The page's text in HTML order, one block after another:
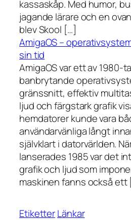
kassaskåp. Med humor,
jagande lärare och en
blev Skool […]
AmigaOS –
sin tid
AmigaOS var ett av 1980-
banbrytande
gränssnitt, effektiv
ljud och färgstark grafik
hemdatorer kunde vara
användarvänliga långt
självklart i datorvärlden.
lanserades 1985 var det
grafik och ljud som
maskinen fanns också ett
EtiketterLänkar